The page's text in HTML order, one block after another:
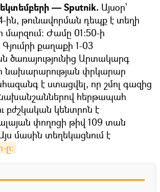
— Sputnik. Այսօր՝
ին, թունավորման դեպք է տեղի
մարզում: Ժամը 01:50-ի
քաղաքի 1-03
ծառայությունից Արտակարգ
նախարարության փրկարար
է ստացվել, որ շմոլ գազից
հերթապահ
բժշկական կենտրոն է
փողոցի թիվ 109 տան
մասին տեղեկացնում է
ը: